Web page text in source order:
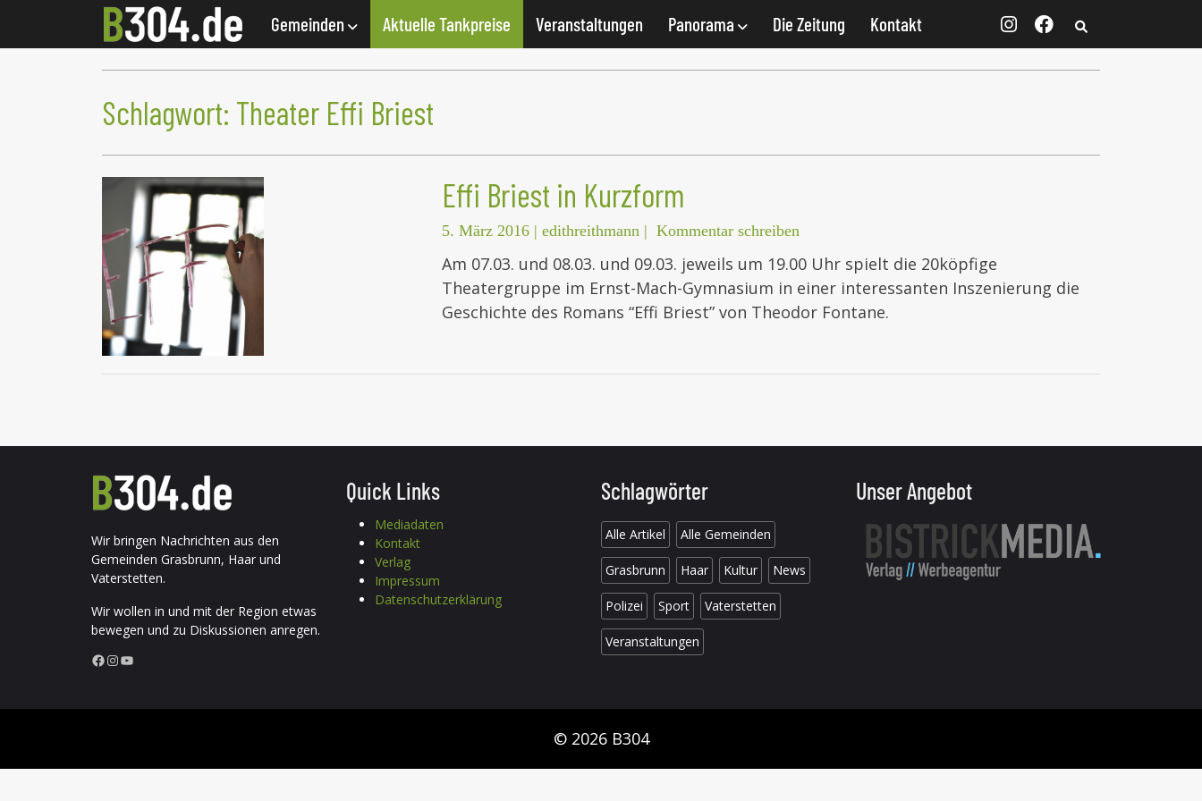
Gemeinden Aktuelle Tankpreise Veranstaltungen Panorama Die Zeitung Kontakt
Schlagwort: Theater Effi Briest
Effi Briest in Kurzform
5. März 2016 | edithreithmann | Kommentar schreiben
Am 07.03. und 08.03. und 09.03. jeweils um 19.00 Uhr spielt die 20köpfige
Theatergruppe im Ernst-Mach-Gymnasium in einer interessanten Inszenierung die
Geschichte des Romans “Effi Briest” von Theodor Fontane.
Wir bringen Nachrichten aus den
Gemeinden Grasbrunn, Haar und
Vaterstetten.
Wir wollen in und mit der Region etwas
bewegen und zu Diskussionen anregen.
Facebook InstagramYouTube
Quick Links
Mediadaten
Kontakt
Verlag
Impressum
Datenschutzerklärung
Schlagwörter
Alle Artikel Alle Gemeinden
Grasbrunn Haar Kultur News
Polizei Sport Vaterstetten
Veranstaltungen
Unser Angebot
© 2026 B304